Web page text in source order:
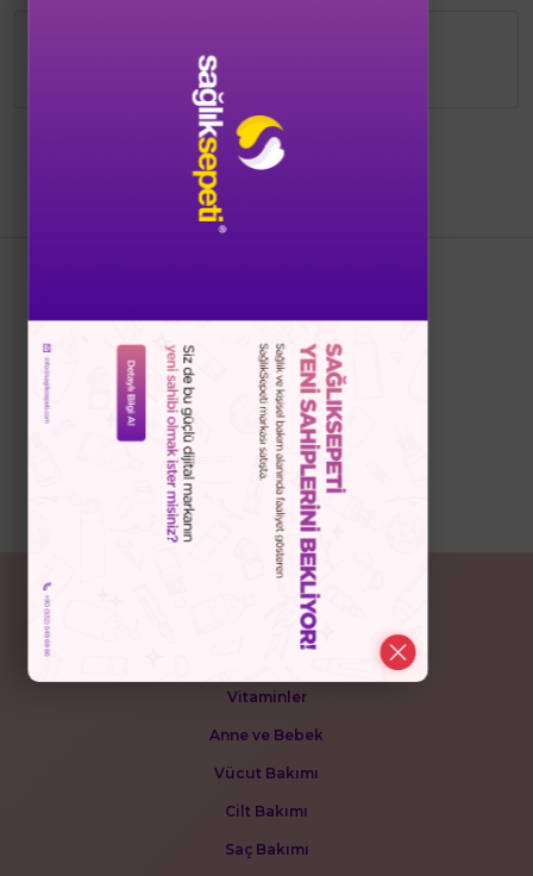
Bizi Takip Edin
POPÜLER KATEGORİLER
Vitaminler
Anne ve Bebek
Vücut Bakımı
Cilt Bakımı
Saç Bakımı